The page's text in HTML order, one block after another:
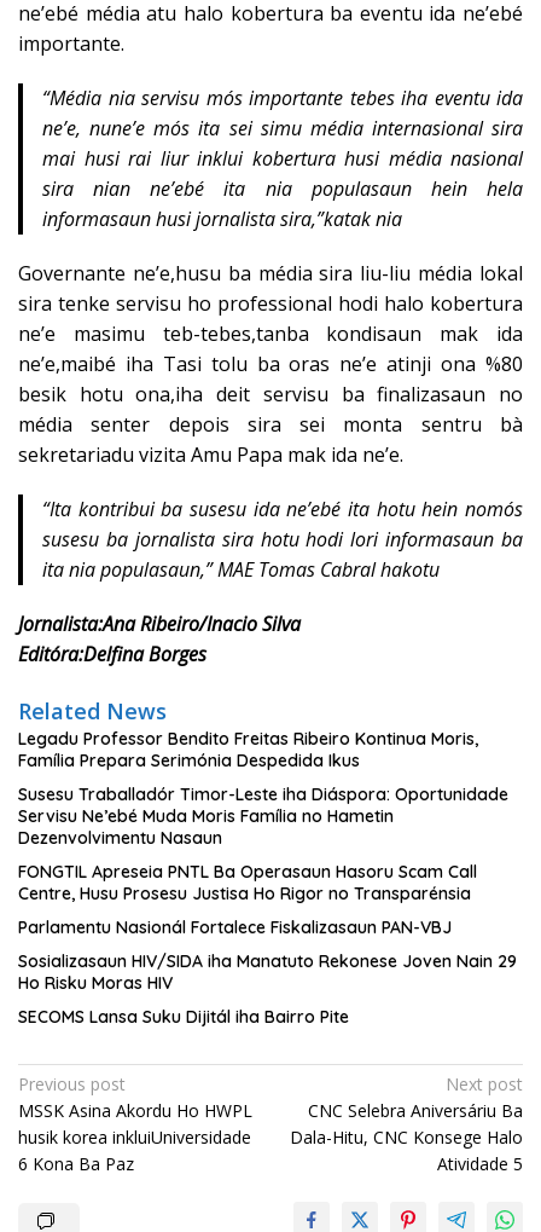
ne’ebé média atu halo kobertura ba eventu ida ne’ebé
importante.
“Média nia servisu mós importante tebes iha eventu ida
ne’e, nune’e mós ita sei simu média internasional sira
mai husi rai liur inklui kobertura husi média nasional
sira nian ne’ebé ita nia populasaun hein hela
informasaun husi jornalista sira,”katak nia
Governante ne’e,husu ba média sira liu-liu média lokal
sira tenke servisu ho professional hodi halo kobertura
ne’e masimu teb-tebes,tanba kondisaun mak ida
ne’e,maibé iha Tasi tolu ba oras ne’e atinji ona %80
besik hotu ona,iha deit servisu ba finalizasaun no
média senter depois sira sei monta sentru bà
sekretariadu vizita Amu Papa mak ida ne’e.
“Ita kontribui ba susesu ida ne’ebé ita hotu hein nomós
susesu ba jornalista sira hotu hodi lori informasaun ba
ita nia populasaun,” MAE Tomas Cabral hakotu
Jornalista:Ana Ribeiro/Inacio Silva
Editóra:Delfina Borges
Related News
Legadu Professor Bendito Freitas Ribeiro Kontinua Moris,
Família Prepara Serimónia Despedida Ikus
Susesu Traballadór Timor-Leste iha Diáspora: Oportunidade
Servisu Ne’ebé Muda Moris Família no Hametin
Dezenvolvimentu Nasaun
FONGTIL Apreseia PNTL Ba Operasaun Hasoru Scam Call
Centre, Husu Prosesu Justisa Ho Rigor no Transparénsia
Parlamentu Nasionál Fortalece Fiskalizasaun PAN-VBJ
Sosializasaun HIV/SIDA iha Manatuto Rekonese Joven Nain 29
Ho Risku Moras HIV
SECOMS Lansa Suku Dijitál iha Bairro Pite
Post
navigation
Previous post
MSSK Asina Akordu Ho HWPL
husik korea inkluiUniversidade
6 Kona Ba Paz
Next post
CNC Selebra Aniversáriu Ba
Dala-Hitu, CNC Konsege Halo
Atividade 5